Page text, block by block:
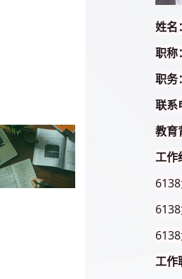
姓名
职称
职务
联系
教育
工作
工作